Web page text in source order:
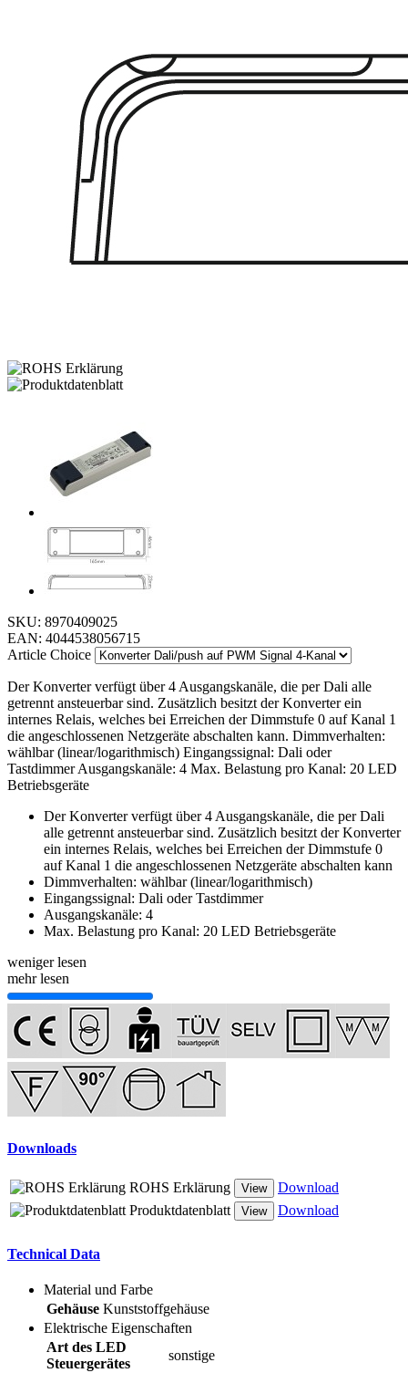
SKU: 8970409025
EAN: 4044538056715
Article Choice
Der Konverter verfügt über 4 Ausgangskanäle, die per Dali alle
getrennt ansteuerbar sind. Zusätzlich besitzt der Konverter ein
internes Relais, welches bei Erreichen der Dimmstufe 0 auf Kanal 1
die angeschlossenen Netzgeräte abschalten kann. Dimmverhalten:
wählbar (linear/logarithmisch) Eingangssignal: Dali oder
Tastdimmer Ausgangskanäle: 4 Max. Belastung pro Kanal: 20 LED
Betriebsgeräte
Der Konverter verfügt über 4 Ausgangskanäle, die per Dali
alle getrennt ansteuerbar sind. Zusätzlich besitzt der Konverter
ein internes Relais, welches bei Erreichen der Dimmstufe 0
auf Kanal 1 die angeschlossenen Netzgeräte abschalten kann
Dimmverhalten: wählbar (linear/logarithmisch)
Eingangssignal: Dali oder Tastdimmer
Ausgangskanäle: 4
Max. Belastung pro Kanal: 20 LED Betriebsgeräte
weniger lesen
mehr lesen
Downloads
ROHS Erklärung View
Download
Produktdatenblatt
View Download
Technical Data
Material und Farbe
Gehäuse Kunststoffgehäuse
Elektrische Eigenschaften
Art des LED
Steuergerätes
sonstige